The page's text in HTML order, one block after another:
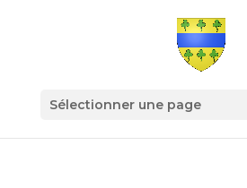
Sélectionner une page